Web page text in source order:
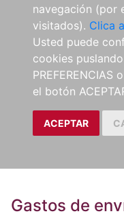
navegación (por
visitados). Clica
Usted puede
cookies
el botón
ACEPTAR
Gastos de